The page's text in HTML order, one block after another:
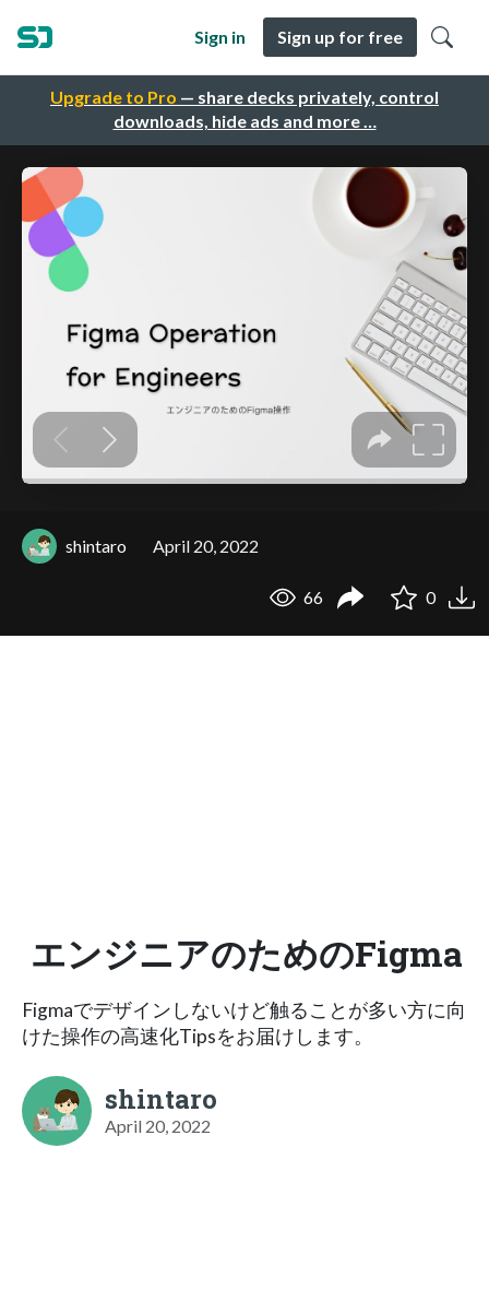
Upgrade to Pro — share decks privately, control
downloads, hide ads and more …
Sign in Sign up for free
shintaro April 20, 2022
66 0
エンジニアのためのFigma
Figmaでデザインしないけど触ることが多い方に向
けた操作の高速化Tipsをお届けします。
shintaro
April 20, 2022